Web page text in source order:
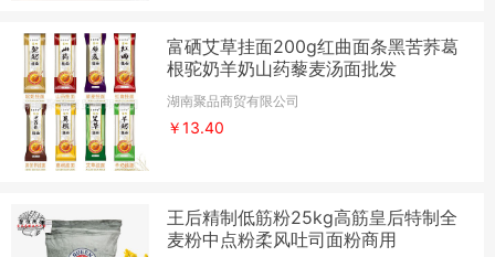
富硒艾草挂面200g红曲面条黑苦荞葛
根驼奶羊奶山药藜麦汤面批发
湖南聚品商贸有限公司
￥13.40
王后精制低筋粉25kg高筋皇后特制全
麦粉中点粉柔风吐司面粉商用